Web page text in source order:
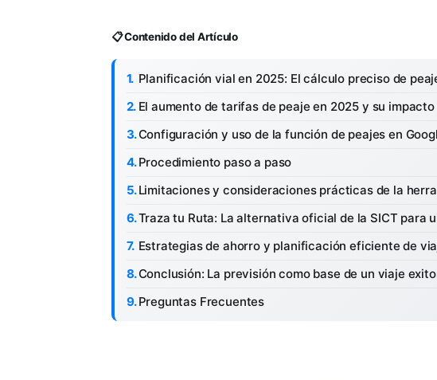
📋 Contenido del Artículo
Planificación vial en 2025: El cálculo preciso de
El aumento de tarifas de peaje en 2025 y su impacto
Configuración y uso de la función de peajes en
Procedimiento paso a paso
Limitaciones y consideraciones prácticas de la
Traza tu Ruta: La alternativa oficial de la SICT para
Estrategias de ahorro y planificación eficiente de
Conclusión: La previsión como base de un viaje
Preguntas Frecuentes